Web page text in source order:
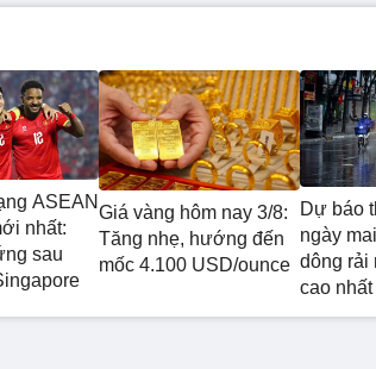
ASEAN
nhất:
sau
Giá vàng hôm nay 3/8:
Tăng nhẹ, hướng đến
mốc 4.100 USD/ounce
Dự báo
ngày
dông rải
cao nhất